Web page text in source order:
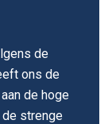
de
ons de
de hoge
de strenge